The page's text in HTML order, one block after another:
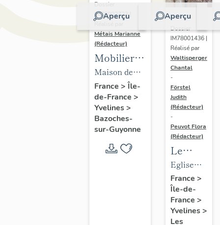
Aperçu
Dossier
IM78002723 |
Métais Marianne
(Rédacteur)
Mobilier
de la
maison
Louis
Carré
Maison de
villégiature
dite maison
Louis Carré
France > Île-
de-France >
Yvelines>
Bazoches-
sur-Guyonne
Aperçu
Dossier
IM78001436 |
Réalisé par
Waltisperger
Chantal
-
Förstel
Judith
(Rédacteur)
-
Peuvot Flora
(Rédacteur)
Le
mobilier
de
l'église
Saint-
Eglise
paroissiale
Saint-
Nicolas
France >
Île-de-
France >
Yvelines>
Les